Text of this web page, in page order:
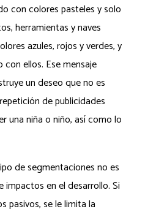
con colores pasteles y solo
herramientas y naves
azules, rojos y verdes, y
ellos. Ese mensaje
un deseo que no es
de publicidades
una niña o niño, así como lo
de segmentaciones no es
en el desarrollo. Si
pasivos, se le limita la